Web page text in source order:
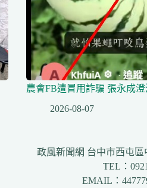
農會FB遭冒用詐騙 張永成
2026-08-07
政風新聞網 台中市西屯區
TEL：
EMAIL：